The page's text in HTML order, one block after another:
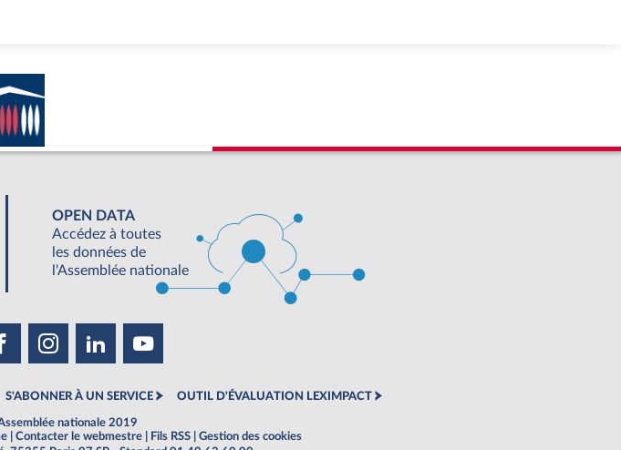
OPEN DATA
Accédez à toutes
les données de
l'Assemblée nationale
S'ABONNER À UN SERVICE OUTIL D'ÉVALUATION LEXIMPACT
nationale 2019
Contacter le webmestre Fils RSS
Gestion des cookies